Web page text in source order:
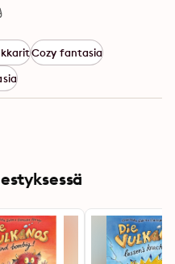
Cozy fantasia